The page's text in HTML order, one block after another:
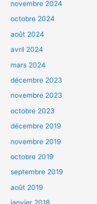
novembre 2024
octobre 2024
août 2024
avril 2024
mars 2024
décembre 2023
novembre 2023
octobre 2023
décembre 2019
novembre 2019
octobre 2019
septembre 2019
août 2019